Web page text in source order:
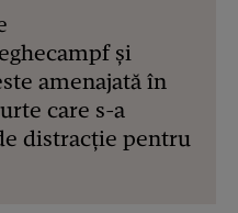
și
amenajată în
care s-a
distracție pentru